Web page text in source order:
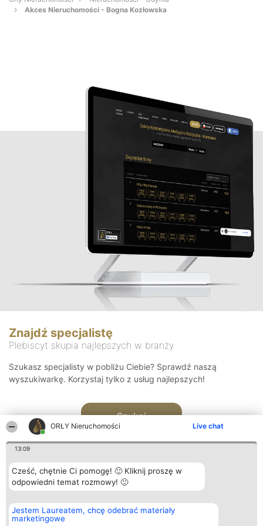
ORŁY Nieruchomości Live chat
13:09
Cześć, chętnie Ci pomogę! 🙂 Kliknij proszę w
odpowiedni temat rozmowy! 🙂
Jestem Laureatem, chcę odebrać materiały
marketingowe
Akces Nieruchomości - Bogna Kozłowska
Znajdź specjalistę
Plebiscyt skupia najlepszych w branży
Szukasz specjalisty w pobliżu Ciebie? Sprawdź naszą
wyszukiwarkę. Korzystaj tylko z usług najlepszych!
Szukaj
Organizator plebiscytu
Bright Side Solutions sp. z o.
o. sp. k.
Plebiscyt
Laureaci
Kontakt
Kontakt